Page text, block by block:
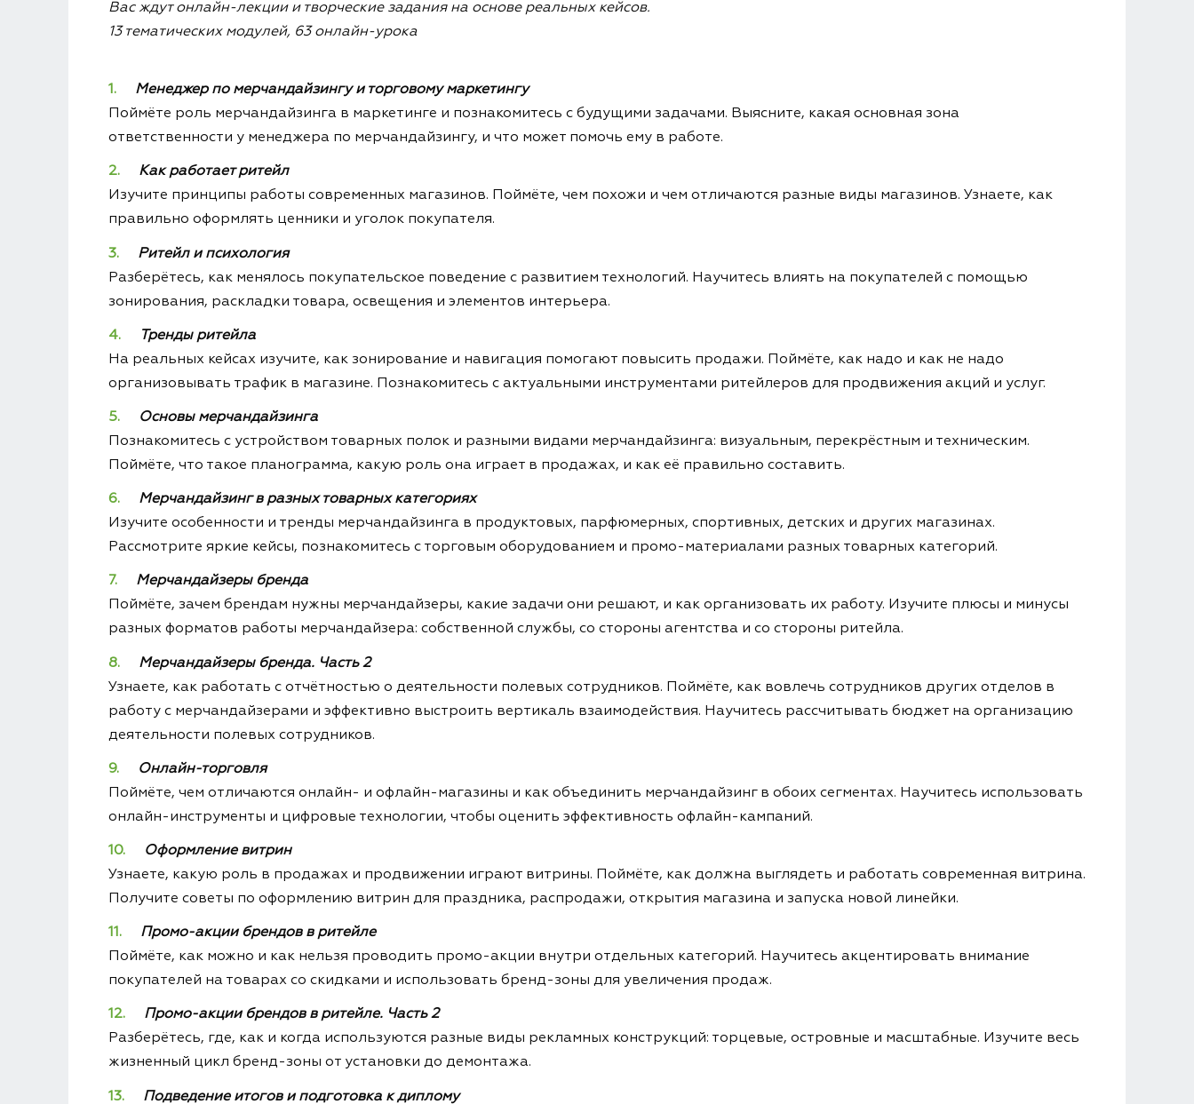
Вас ждут онлайн-лекции и творческие задания на основе реальных кейсов.
13 тематических модулей, 63 онлайн-урока
Менеджер по мерчандайзингу и торговому маркетингу
Поймёте роль мерчандайзинга в маркетинге и познакомитесь с будущими задачами. Выясните, какая основная зона
ответственности у менеджера по мерчандайзингу, и что может помочь ему в работе.
Как работает ритейл
Изучите принципы работы современных магазинов. Поймёте, чем похожи и чем отличаются разные виды магазинов. Узнаете, как
правильно оформлять ценники и уголок покупателя.
Ритейл и психология
Разберётесь, как менялось покупательское поведение с развитием технологий. Научитесь влиять на покупателей с помощью
зонирования, раскладки товара, освещения и элементов интерьера.
Тренды ритейла
На реальных кейсах изучите, как зонирование и навигация помогают повысить продажи. Поймёте, как надо и как не надо
организовывать трафик в магазине. Познакомитесь с актуальными инструментами ритейлеров для продвижения акций и услуг.
Основы мерчандайзинга
Познакомитесь с устройством товарных полок и разными видами мерчандайзинга: визуальным, перекрёстным и техническим.
Поймёте, что такое планограмма, какую роль она играет в продажах, и как её правильно составить.
Мерчандайзинг в разных товарных категориях
Изучите особенности и тренды мерчандайзинга в продуктовых, парфюмерных, спортивных, детских и других магазинах.
Рассмотрите яркие кейсы, познакомитесь с торговым оборудованием и промо-материалами разных товарных категорий.
Мерчандайзеры бренда
Поймёте, зачем брендам нужны мерчандайзеры, какие задачи они решают, и как организовать их работу. Изучите плюсы и минусы
разных форматов работы мерчандайзера: собственной службы, со стороны агентства и со стороны ритейла.
Мерчандайзеры бренда. Часть 2
Узнаете, как работать с отчётностью о деятельности полевых сотрудников. Поймёте, как вовлечь сотрудников других отделов в
работу с мерчандайзерами и эффективно выстроить вертикаль взаимодействия. Научитесь рассчитывать бюджет на организацию
деятельности полевых сотрудников.
Онлайн-торговля
Поймёте, чем отличаются онлайн- и офлайн-магазины и как объединить мерчандайзинг в обоих сегментах. Научитесь использовать
онлайн-инструменты и цифровые технологии, чтобы оценить эффективность офлайн-кампаний.
Оформление витрин
Узнаете, какую роль в продажах и продвижении играют витрины. Поймёте, как должна выглядеть и работать современная витрина.
Получите советы по оформлению витрин для праздника, распродажи, открытия магазина и запуска новой линейки.
Промо-акции брендов в ритейле
Поймёте, как можно и как нельзя проводить промо-акции внутри отдельных категорий. Научитесь акцентировать внимание
покупателей на товарах со скидками и использовать бренд-зоны для увеличения продаж.
Промо-акции брендов в ритейле. Часть 2
Разберётесь, где, как и когда используются разные виды рекламных конструкций: торцевые, островные и масштабные. Изучите весь
жизненный цикл бренд-зоны от установки до демонтажа.
Подведение итогов и подготовка к диплому